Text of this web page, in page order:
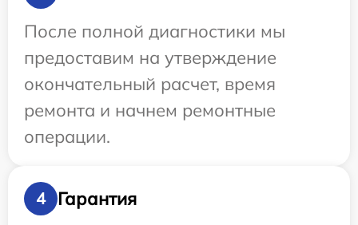
После полной диагностики мы
предоставим на утверждение
окончательный расчет, время
ремонта и начнем ремонтные
операции.
4
Гарантия